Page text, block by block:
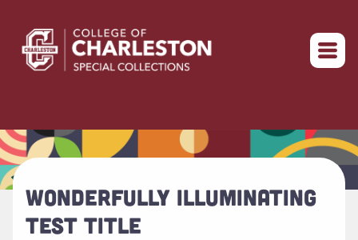
Return to home
WONDERFULLY ILLUMINATING
TEST TITLE